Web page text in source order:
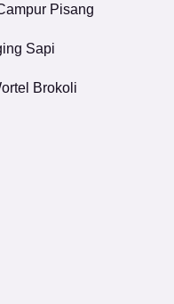
Pisang
Sapi
Brokoli